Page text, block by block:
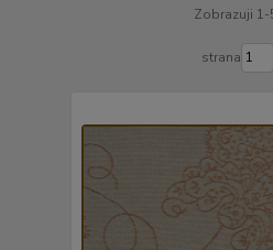
Zobrazuji 1-
strana